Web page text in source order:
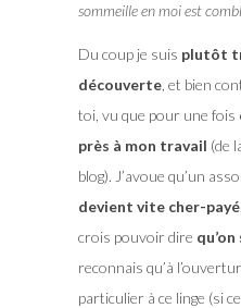
sommeille en moi est
Du coup je suis plutôt
découverte, et bien
toi, vu que pour une fois
près à mon travail (de
blog). J’avoue qu’un
devient vite cher-payé
crois pouvoir dire
reconnais qu’à
particulier à ce linge (si